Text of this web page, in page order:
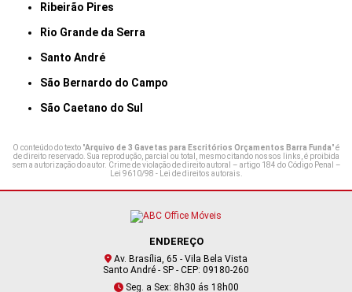
Ribeirão Pires
Rio Grande da Serra
Santo André
São Bernardo do Campo
São Caetano do Sul
O conteúdo do texto "Arquivo de 3 Gavetas para Escritórios Orçamentos Barra Funda" é
de direito reservado. Sua reprodução, parcial ou total, mesmo citando nossos links, é proibida
sem a autorização do autor. Crime de violação de direito autoral – artigo 184 do Código Penal –
Lei 9610/98 - Lei de direitos autorais.
ENDEREÇO
Av. Brasília, 65 - Vila Bela Vista
Santo André - SP - CEP: 09180-260
Seg. a Sex: 8h30 ás 18h00